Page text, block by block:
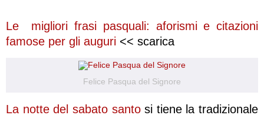
Le migliori frasi pasquali: aforismi e citazioni
famose per gli auguri << scarica
Felice Pasqua del Signore
La notte del sabato santosi tiene la tradizionale